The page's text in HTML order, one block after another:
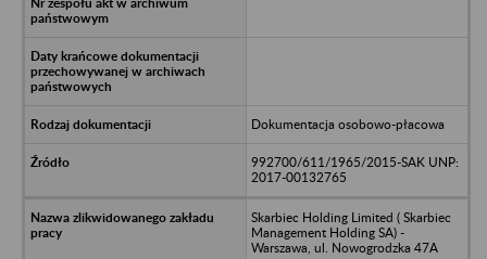
Dokumentacja osobowo-płacowa
992700/611/1965/2015-SAK UNP:
2017-00132765
Skarbiec Holding Limited ( Skarbiec
Management Holding SA) -
Warszawa, ul. Nowogrodzka 47A